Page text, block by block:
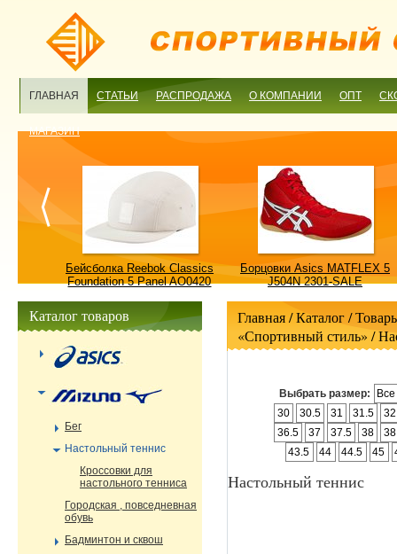
ГЛАВНАЯ СТАТЬИ РАСПРОДАЖА О КОМПАНИИ ОПТ
МАГАЗИН
Бейсболка Reebok Classics
Foundation 5 Panel AO0420
Борцовки Asics MATFLEX 5
J504N 2301-SALE
Главная/ Каталог /
«Спортивный стиль» /
Выбрать размер:
30
30.5 31 31.5
32
36.5
37 37.5 38
43.5
44 44.5 45
Настольный теннис
Каталог товаров
Бег
Настольный теннис
Кроссовки для
настольного тенниса
Городская , повседневная
обувь
Бадминтон и сквош